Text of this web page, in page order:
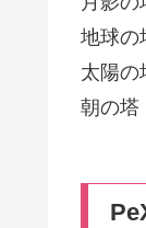
地球の
太陽の
朝の塔